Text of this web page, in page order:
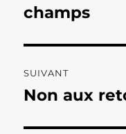
l’article
précédente :
champs
SUIVANT
Publication
Non aux